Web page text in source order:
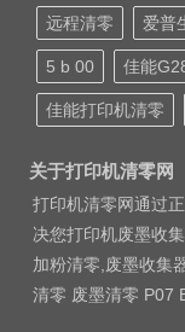
远程清零 爱普
5 b 00 佳能
佳能打印机清零
关于打印机清零网
打印机清零网通过
决您打印机废墨收
加粉清零,废墨收集
清零 废墨清零 P07